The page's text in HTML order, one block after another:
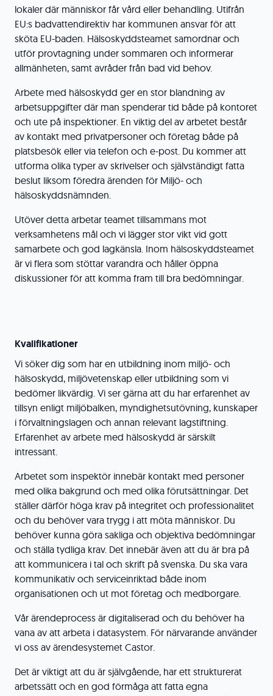
lokaler där människor får vård eller behandling. Utifrån
EU:s badvattendirektiv har kommunen ansvar för att
sköta EU-baden. Hälsoskyddsteamet samordnar och
utför provtagning under sommaren och informerar
allmänheten, samt avråder från bad vid behov.
Arbete med hälsoskydd ger en stor blandning av
arbetsuppgifter där man spenderar tid både på kontoret
och ute på inspektioner. En viktig del av arbetet består
av kontakt med privatpersoner och företag både på
platsbesök eller via telefon och e-post. Du kommer att
utforma olika typer av skrivelser och självständigt fatta
beslut liksom föredra ärenden för Miljö- och
hälsoskyddsnämnden.
Utöver detta arbetar teamet tillsammans mot
verksamhetens mål och vi lägger stor vikt vid gott
samarbete och god lagkänsla. Inom hälsoskyddsteamet
är vi flera som stöttar varandra och håller öppna
diskussioner för att komma fram till bra bedömningar.
Kvalifikationer
Vi söker dig som har en utbildning inom miljö- och
hälsoskydd, miljövetenskap eller utbildning som vi
bedömer likvärdig. Vi ser gärna att du har erfarenhet av
tillsyn enligt miljöbalken, myndighetsutövning, kunskaper
i förvaltningslagen och annan relevant lagstiftning.
Erfarenhet av arbete med hälsoskydd är särskilt
intressant.
Arbetet som inspektör innebär kontakt med personer
med olika bakgrund och med olika förutsättningar. Det
ställer därför höga krav på integritet och professionalitet
och du behöver vara trygg i att möta människor. Du
behöver kunna göra sakliga och objektiva bedömningar
och ställa tydliga krav. Det innebär även att du är bra på
att kommunicera i tal och skrift på svenska. Du ska vara
kommunikativ och serviceinriktad både inom
organisationen och ut mot företag och medborgare.
Vår ärendeprocess är digitaliserad och du behöver ha
vana av att arbeta i datasystem. För närvarande använder
vi oss av ärendesystemet Castor.
Det är viktigt att du är självgående, har ett strukturerat
arbetssätt och en god förmåga att fatta egna